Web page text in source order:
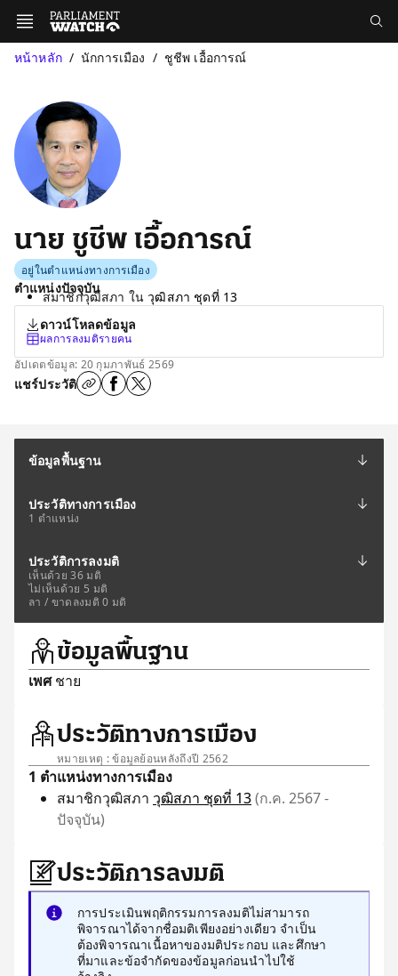
หน้าหลัก นักการเมือง ชูชีพ เอื้อการณ์
นาย ชูชีพ เอื้อการณ์
อยู่ในตำแหน่งทางการเมือง
ตำแหน่งปัจจุบัน
สมาชิกวุฒิสภา ในวุฒิสภา ชุดที่ 13
ดาวน์โหลดข้อมูล
ผลการลงมติรายคน
อัปเดตข้อมูล: 20 กุมภาพันธ์ 2569
แชร์ประวัติ
ข้อมูลพื้นฐาน
ประวัติทางการเมือง
1 ตำแหน่ง
ประวัติการลงมติ
เห็นด้วย 36 มติ
ไม่เห็นด้วย 5 มติ
ลา / ขาดลงมติ 0 มติ
ข้อมูลพื้นฐาน
เพศชาย
ประวัติทางการเมือง
หมายเหตุ : ข้อมูลย้อนหลังถึงปี 2562
1 ตำแหน่งทางการเมือง
สมาชิกวุฒิสภา วุฒิสภา ชุดที่ 13(ก.ค. 2567 -
ปัจจุบัน)
ประวัติการลงมติ
การประเมินพฤติกรรมการลงมติไม่สามารถ
พิจารณาได้จากชื่อมติเพียงอย่างเดียว จำเป็น
ต้องพิจารณาเนื้อหาของมติประกอบ และศึกษา
ที่มาและข้อจำกัดของข้อมูลก่อนนำไปใช้